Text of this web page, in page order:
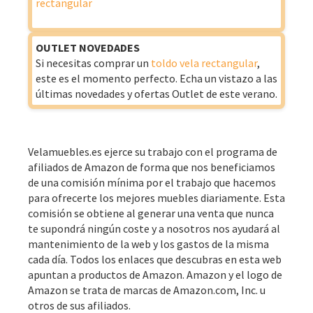
OUTLET NOVEDADES
Si necesitas comprar un toldo vela rectangular,
este es el momento perfecto. Echa un vistazo a las
últimas novedades y ofertas Outlet de este verano.
Velamuebles.es ejerce su trabajo con el programa de
afiliados de Amazon de forma que nos beneficiamos
de una comisión mínima por el trabajo que hacemos
para ofrecerte los mejores muebles diariamente. Esta
comisión se obtiene al generar una venta que nunca
te supondrá ningún coste y a nosotros nos ayudará al
mantenimiento de la web y los gastos de la misma
cada día. Todos los enlaces que descubras en esta web
apuntan a productos de Amazon. Amazon y el logo de
Amazon se trata de marcas de Amazon.com, Inc. u
otros de sus afiliados.